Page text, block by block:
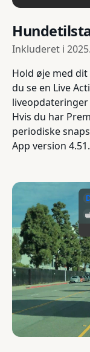
Inkluderet i
Hold øje med
du se en Live
Hvis du har
periodiske
App version